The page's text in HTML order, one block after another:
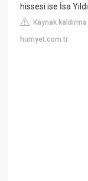
hissesi ise İsa
Kaynak
hurriyet.com.tr